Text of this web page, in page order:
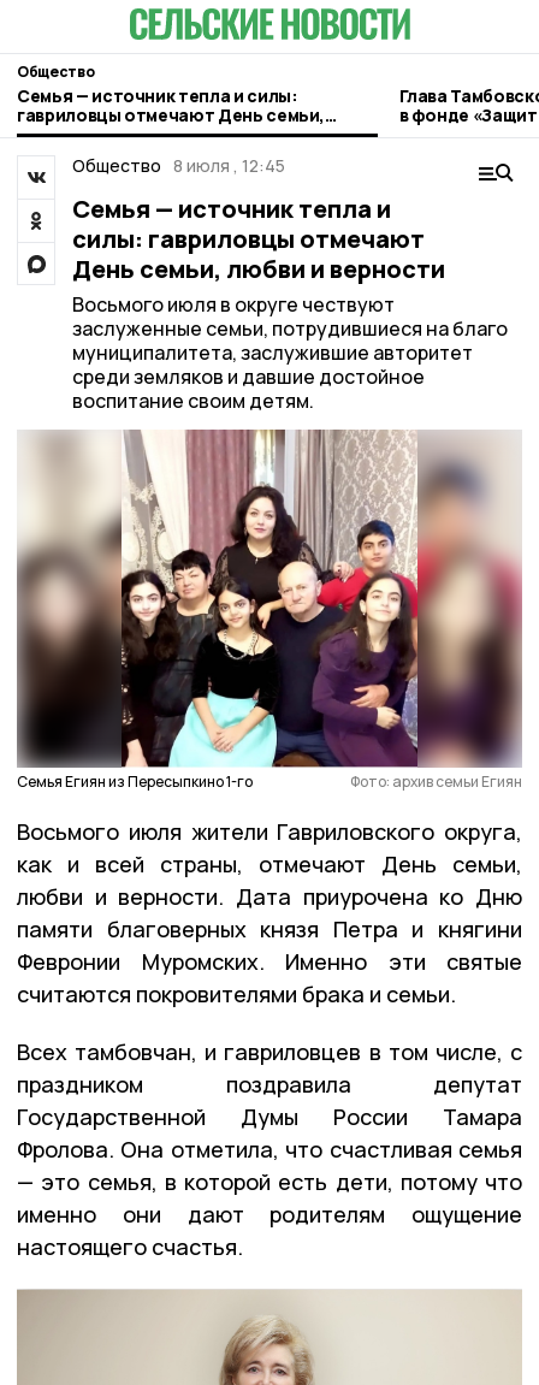
Общество
Семья — источник тепла и силы:
гавриловцы отмечают День семьи,
любви и верности
Глава
в фонде
Общество 8 июля , 12:45
Семья — источник тепла и
силы: гавриловцы отмечают
День семьи, любви и верности
Восьмого июля в округе чествуют
заслуженные семьи, потрудившиеся на благо
муниципалитета, заслужившие авторитет
среди земляков и давшие достойное
воспитание своим детям.
Семья Егиян из Пересыпкино 1-го Фото: архив семьи Егиян
Восьмого июля жители Гавриловского округа,
как и всей страны, отмечают День семьи,
любви и верности. Дата приурочена ко Дню
памяти благоверных князя Петра и княгини
Февронии Муромских. Именно эти святые
считаются покровителями брака и семьи.
Всех тамбовчан, и гавриловцев в том числе, с
праздником поздравила депутат
Государственной Думы России Тамара
Фролова. Она отметила, что счастливая семья
— это семья, в которой есть дети, потому что
именно они дают родителям ощущение
настоящего счастья.